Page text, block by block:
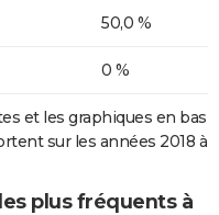
50,0 %
0 %
et les graphiques en bas
sur les années 2018 à
plus fréquents à